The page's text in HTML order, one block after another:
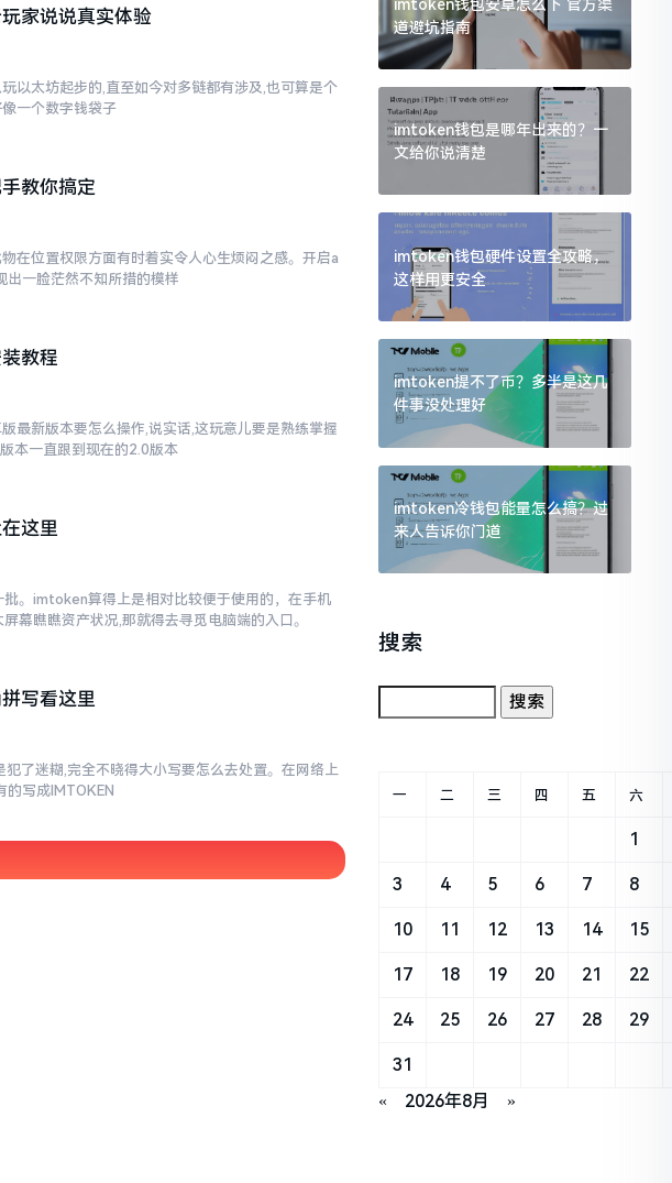
家说说真实体验
以太坊起步的,直至如今对多链都有涉及,也可算是个
一个数字钱袋子
教你搞定
在位置权限方面有时着实令人心生烦闷之感。开启a
出一脸茫然不知所措的模样
教程
最新版本要怎么操作,说实话,这玩意儿要是熟练掌握
本一直跟到现在的2.0版本
这里
。imtoken算得上是相对比较便于使用的，在手机
幕瞧瞧资产状况,那就得去寻觅电脑端的入口。
写看这里
了迷糊,完全不晓得大小写要怎么去处置。在网络上
的写成IMTOKEN
imtoken钱包安卓怎么下 官方渠
道避坑指南
imtoken钱包是哪年出来的？一
文给你说清楚
imtoken钱包硬件设置全攻略，
这样用更安全
imtoken提不了币？多半是这几
件事没处理好
imtoken冷钱包能量怎么搞？过
来人告诉你门道
搜索
« 2026年8月 »
一 二 三 四 五 六
1
3 4 5 6 7 8
10 11 12 13 14 15
17 18 19 20 21 22
24 25 26 27 28 29
31